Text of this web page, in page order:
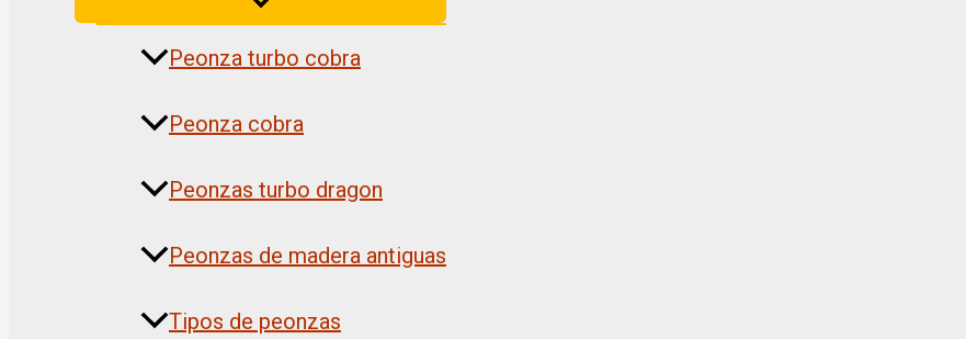
Peonza turbo cobra
Peonza cobra
Peonzas turbo dragon
Peonzas de madera antiguas
Tipos de peonzas